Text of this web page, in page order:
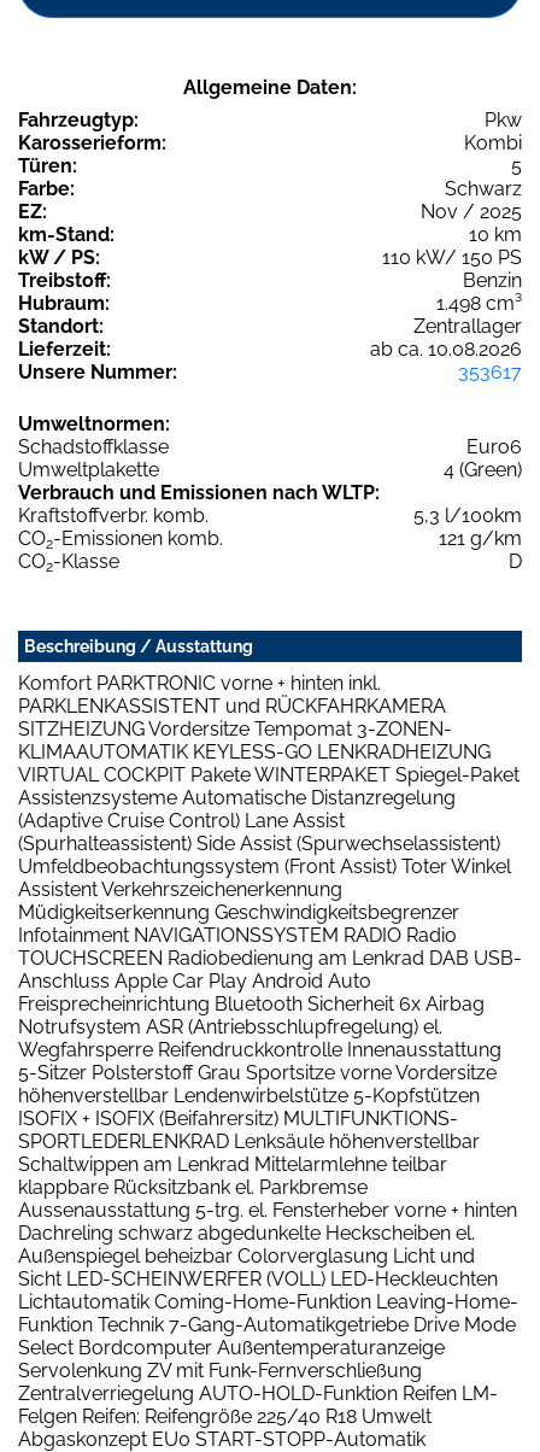
Allgemeine Daten:
Fahrzeugtyp:
Pkw
Karosserieform:
Kombi
Türen:
5
Farbe:
Schwarz
EZ:
Nov / 2025
km-Stand:
10 km
kW / PS:
110 kW/ 150 PS
Treibstoff:
Benzin
Hubraum:
1.498 cm³
Standort:
Zentrallager
Lieferzeit:
ab ca. 10.08.2026
Unsere Nummer:
353617
Umweltnormen:
Schadstoffklasse
Euro6
Umweltplakette
4 (Green)
Verbrauch und Emissionen nach WLTP:
Kraftstoffverbr. komb.
5,3 l/100km
CO2-Emissionen komb.
121 g/km
CO2-Klasse D
Beschreibung / Ausstattung
Komfort PARKTRONIC vorne + hinten inkl.
PARKLENKASSISTENT und RÜCKFAHRKAMERA
SITZHEIZUNG Vordersitze Tempomat 3-ZONEN-
KLIMAAUTOMATIK KEYLESS-GO LENKRADHEIZUNG
VIRTUAL COCKPIT Pakete WINTERPAKET Spiegel-Paket
Assistenzsysteme Automatische Distanzregelung
(Adaptive Cruise Control) Lane Assist
(Spurhalteassistent) Side Assist (Spurwechselassistent)
Umfeldbeobachtungssystem (Front Assist) Toter Winkel
Assistent Verkehrszeichenerkennung
Müdigkeitserkennung Geschwindigkeitsbegrenzer
Infotainment NAVIGATIONSSYSTEM RADIO Radio
TOUCHSCREEN Radiobedienung am Lenkrad DAB USB-
Anschluss Apple Car Play Android Auto
Freisprecheinrichtung Bluetooth Sicherheit 6x Airbag
Notrufsystem ASR (Antriebsschlupfregelung) el.
Wegfahrsperre Reifendruckkontrolle Innenausstattung
5-Sitzer Polsterstoff Grau Sportsitze vorne Vordersitze
höhenverstellbar Lendenwirbelstütze 5-Kopfstützen
ISOFIX + ISOFIX (Beifahrersitz) MULTIFUNKTIONS-
SPORTLEDERLENKRAD Lenksäule höhenverstellbar
Schaltwippen am Lenkrad Mittelarmlehne teilbar
klappbare Rücksitzbank el. Parkbremse
Aussenausstattung 5-trg. el. Fensterheber vorne + hinten
Dachreling schwarz abgedunkelte Heckscheiben el.
Außenspiegel beheizbar Colorverglasung Licht und
Sicht LED-SCHEINWERFER (VOLL) LED-Heckleuchten
Lichtautomatik Coming-Home-Funktion Leaving-Home-
Funktion Technik 7-Gang-Automatikgetriebe Drive Mode
Select Bordcomputer Außentemperaturanzeige
Servolenkung ZV mit Funk-Fernverschließung
Zentralverriegelung AUTO-HOLD-Funktion Reifen LM-
Felgen Reifen: Reifengröße 225/40 R18 Umwelt
Abgaskonzept EU0 START-STOPP-Automatik